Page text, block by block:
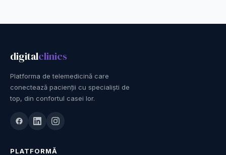
digitalclinics
Platforma de telemedicină care
conectează pacienții cu specialiști de
top, din confortul casei lor.
PLATFORMĂ